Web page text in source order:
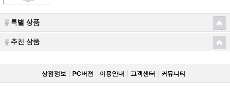
특별 상품
추천 상품
상점정보 PC버젼 이용안내 고객센터 커뮤니티